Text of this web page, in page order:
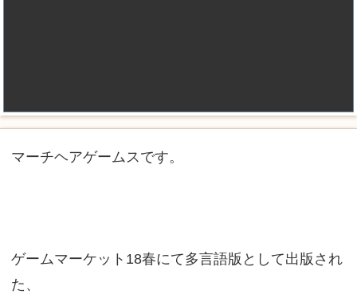
マーチヘアゲームスです。
ゲームマーケット18春にて多言語版として出版され
た、